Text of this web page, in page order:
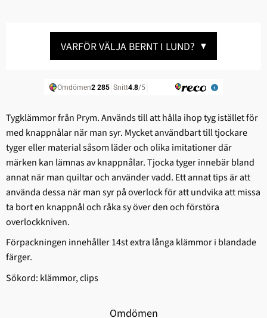
VARFÖR VÄLJA BERNT I LUND? ▼
Tygklämmor från Prym. Används till att hålla ihop tyg istället för
med knappnålar när man syr. Mycket användbart till tjockare
tyger eller material såsom läder och olika imitationer där
märken kan lämnas av knappnålar. Tjocka tyger innebär bland
annat när man quiltar och använder vadd. Ett annat tips är att
använda dessa när man syr på overlock för att undvika att missa
ta bort en knappnål och råka sy över den och förstöra
overlockkniven.
Förpackningen innehåller 14st extra långa klämmor i blandade
färger.
Sökord: klämmor, clips
Omdömen